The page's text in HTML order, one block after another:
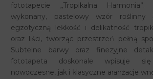
fototapecie „Tropikalna
wykonany, pastelowy wzór roślinny
egzotyczną lekkość i delikatność
oraz liści, tworząc przestrzeń pełną
Subtelne barwy oraz finezyjne
fototapeta doskonale wpisuje
nowoczesne, jak i klasyczne aranżacje